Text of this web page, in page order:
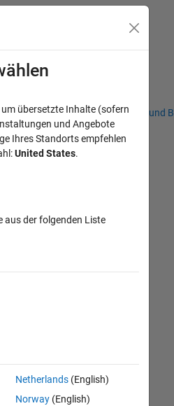
Niederlassungen Studierende und
Canvas-
um übersetzte Inhalte (sofern
und Angebote
Ihres Standorts empfehlen
United States.
aus der folgenden Liste
Netherlands(English)
Norway(English)